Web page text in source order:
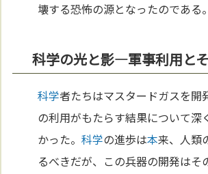
壊する恐怖の源となったのである。
科学の光と影—軍事利用と
科学者たちはマスタードガスを開
の利用がもたらす結果について深
かった。科学の進歩は本来、人類
るべきだが、この兵器の開発はそ